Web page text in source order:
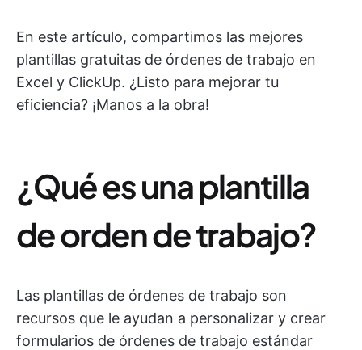
En este artículo, compartimos las mejores
plantillas gratuitas de órdenes de trabajo en
Excel y ClickUp. ¿Listo para mejorar tu
eficiencia? ¡Manos a la obra!
¿Qué es una plantilla
de orden de trabajo?
Las plantillas de órdenes de trabajo son
recursos que le ayudan a personalizar y crear
formularios de órdenes de trabajo estándar